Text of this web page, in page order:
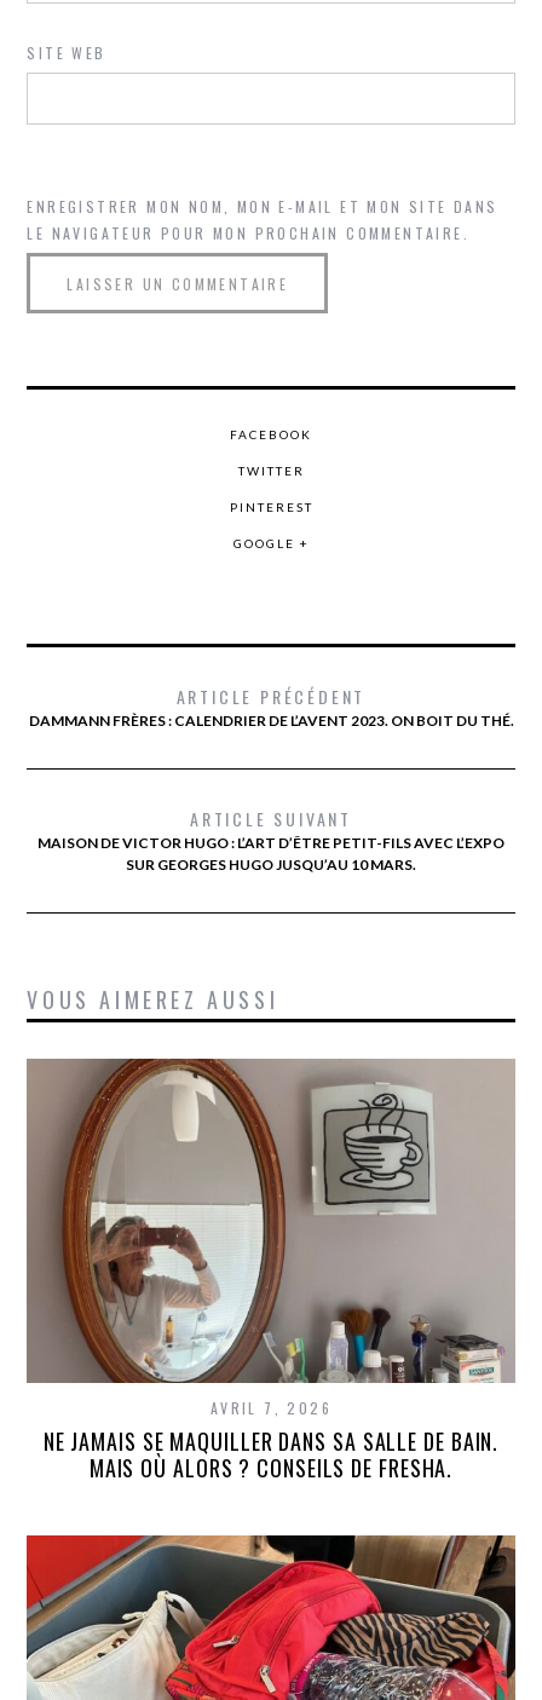
SITE WEB
ENREGISTRER MON NOM, MON E-MAIL ET MON SITE DANS
LE NAVIGATEUR POUR MON PROCHAIN COMMENTAIRE.
FACEBOOK
TWITTER
PINTEREST
GOOGLE +
ARTICLE PRÉCÉDENT
DAMMANN FRÈRES : CALENDRIER DE L’AVENT 2023. ON BOIT DU THÉ.
ARTICLE SUIVANT
MAISON DE VICTOR HUGO : L’ART D’ÊTRE PETIT-FILS AVEC L’EXPO
SUR GEORGES HUGO JUSQU’AU 10 MARS.
VOUS AIMEREZ AUSSI
AVRIL 7, 2026
NE JAMAIS SE MAQUILLER DANS SA SALLE DE BAIN.
MAIS OÙ ALORS ? CONSEILS DE FRESHA.